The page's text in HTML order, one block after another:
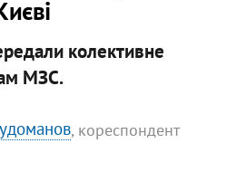
колективне
МЗС.
, кореспондент